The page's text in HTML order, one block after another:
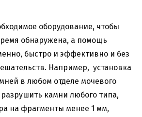
оборудование, чтобы
обнаружена, а помощь
быстро и эффективно и без
Например, установка
в любом отделе мочевого
разрушить камни любого типа,
на фрагменты менее 1 мм,